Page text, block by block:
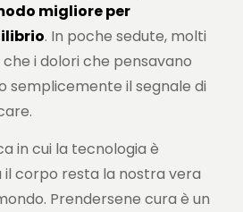
migliore per
. In poche sedute, molti
i dolori che pensavano
semplicemente il segnale di
in cui la tecnologia è
il corpo resta la nostra vera
Prendersene cura è un